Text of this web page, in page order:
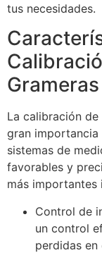
tus necesidades.
Grameras
La calibración
gran importancia
sistemas de
favorables y
más importantes
Control de
un control
perdidas